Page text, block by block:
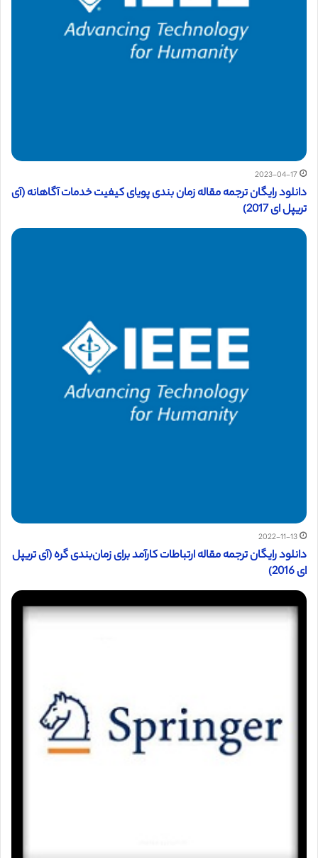
2023-04-17
دانلود رایگان ترجمه مقاله زمان‌ بندی پویای کیفیت خدمات آگاهانه (آی
تریپل ای 2017)
2022-11-13
دانلود رایگان ترجمه مقاله ارتباطات کارآمد برای زمان‌بندی گره (آی تریپل
ای 2016)